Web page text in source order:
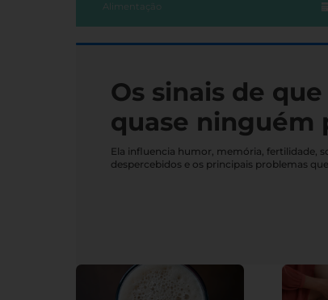
Alimentação
Os sinais de
quase ninguém
Ela influencia humor, memória, fertilidade,
despercebidos e os principais problemas